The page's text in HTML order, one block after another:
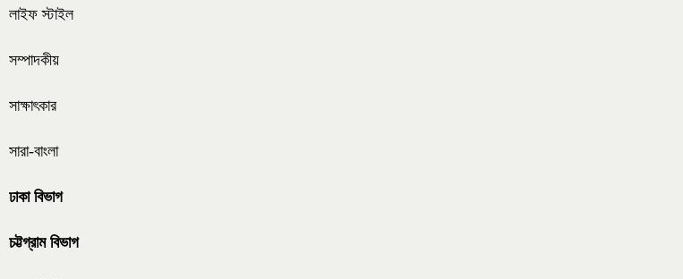
লাইফ স্টাইল
সম্পাদকীয়
সাক্ষাৎকার
সারা-বাংলা
ঢাকা বিভাগ
চট্টগ্রাম বিভাগ